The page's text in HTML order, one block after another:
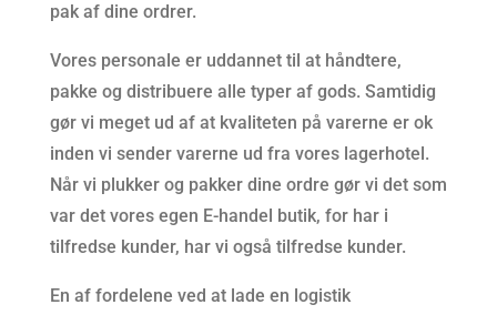
pak af dine ordrer.
Vores personale er uddannet til at håndtere,
pakke og distribuere alle typer af gods. Samtidig
gør vi meget ud af at kvaliteten på varerne er ok
inden vi sender varerne ud fra vores lagerhotel.
Når vi plukker og pakker dine ordre gør vi det som
var det vores egen E-handel butik, for har i
tilfredse kunder, har vi også tilfredse kunder.
En af fordelene ved at lade en logistik